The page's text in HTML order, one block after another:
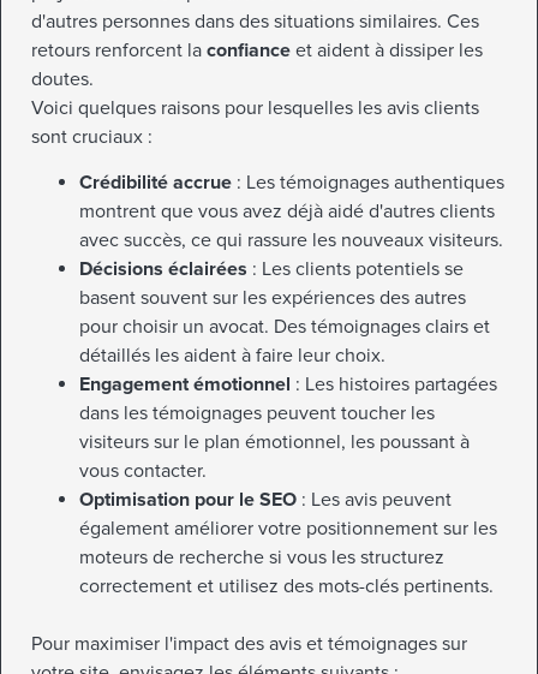
d'autres personnes dans des situations similaires. Ces
retours renforcent la confiance et aident à dissiper les
doutes.
Voici quelques raisons pour lesquelles les avis clients
sont cruciaux :
Crédibilité accrue : Les témoignages authentiques
montrent que vous avez déjà aidé d'autres clients
avec succès, ce qui rassure les nouveaux visiteurs.
Décisions éclairées : Les clients potentiels se
basent souvent sur les expériences des autres
pour choisir un avocat. Des témoignages clairs et
détaillés les aident à faire leur choix.
Engagement émotionnel : Les histoires partagées
dans les témoignages peuvent toucher les
visiteurs sur le plan émotionnel, les poussant à
vous contacter.
Optimisation pour le SEO : Les avis peuvent
également améliorer votre positionnement sur les
moteurs de recherche si vous les structurez
correctement et utilisez des mots-clés pertinents.
Pour maximiser l'impact des avis et témoignages sur